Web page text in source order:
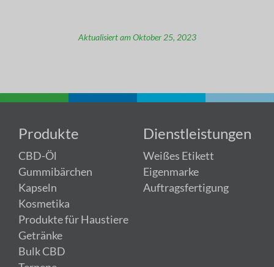
Aktualisiert am Oktober 25, 2023
Produkte
CBD-Öl
Gummibärchen
Kapseln
Kosmetika
Produkte für Haustiere
Getränke
Bulk CBD
Dienstleistungen
Weißes Etikett
Eigenmarke
Auftragsfertigung